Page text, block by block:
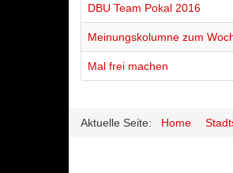
DBU Team Pokal 2016
Meinungskolumne zum
Mal frei machen
Aktuelle Seite: Home